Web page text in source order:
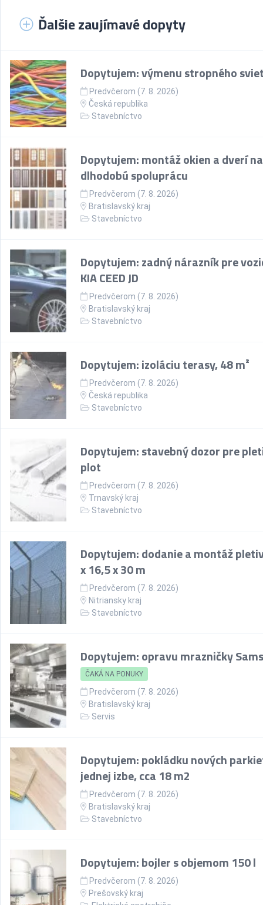
Ďalšie zaujímavé dopyty
Dopytujem: výmenu stropného
Predvčerom (7. 8. 2026)
Česká republika
Stavebníctvo
Dopytujem: montáž okien a dverí na
dlhodobú spoluprácu
Predvčerom (7. 8. 2026)
Bratislavský kraj
Stavebníctvo
Dopytujem: zadný nárazník pre
KIA CEED JD
Predvčerom (7. 8. 2026)
Bratislavský kraj
Stavebníctvo
Dopytujem: izoláciu terasy, 48 m²
Predvčerom (7. 8. 2026)
Česká republika
Stavebníctvo
Dopytujem: stavebný dozor pre
plot
Predvčerom (7. 8. 2026)
Trnavský kraj
Stavebníctvo
Dopytujem: dodanie a montáž
x 16,5 x 30 m
Predvčerom (7. 8. 2026)
Nitriansky kraj
Stavebníctvo
Dopytujem: opravu mrazničky
ČAKÁ NA PONUKY
Predvčerom (7. 8. 2026)
Bratislavský kraj
Servis
Dopytujem: pokládku nových
jednej izbe, cca 18 m2
Predvčerom (7. 8. 2026)
Bratislavský kraj
Stavebníctvo
Dopytujem: bojler s objemom 150 l
Predvčerom (7. 8. 2026)
Prešovský kraj